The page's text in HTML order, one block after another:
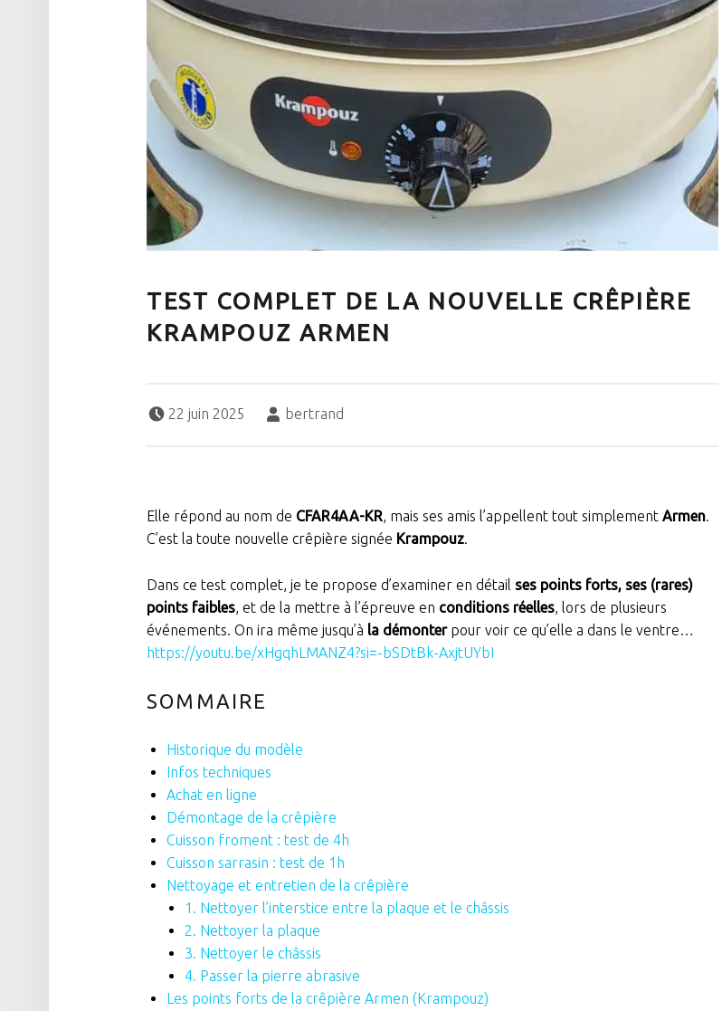
TEST COMPLET DE LA NOUVELLE CRÊPIÈRE
KRAMPOUZ ARMEN
22 juin 2025
bertrand
Elle répond au nom de CFAR4AA-KR, mais ses amis l’appellent tout simplement Armen.
C’est la toute nouvelle crêpière signée Krampouz.
Dans ce test complet, je te propose d’examiner en détail ses points forts, ses (rares)
points faibles, et de la mettre à l’épreuve en conditions réelles, lors de plusieurs
événements. On ira même jusqu’à la démonterpour voir ce qu’elle a dans le ventre…
https://youtu.be/xHgqhLMANZ4?si=-bSDtBk-AxjtUYbI
SOMMAIRE
Historique du modèle
Infos techniques
Achat en ligne
Démontage de la crêpière
Cuisson froment : test de 4h
Cuisson sarrasin : test de 1h
Nettoyage et entretien de la crêpière
1. Nettoyer l’interstice entre la plaque et le châssis
2. Nettoyer la plaque
3. Nettoyer le châssis
4. Passer la pierre abrasive
Les points forts de la crêpière Armen (Krampouz)